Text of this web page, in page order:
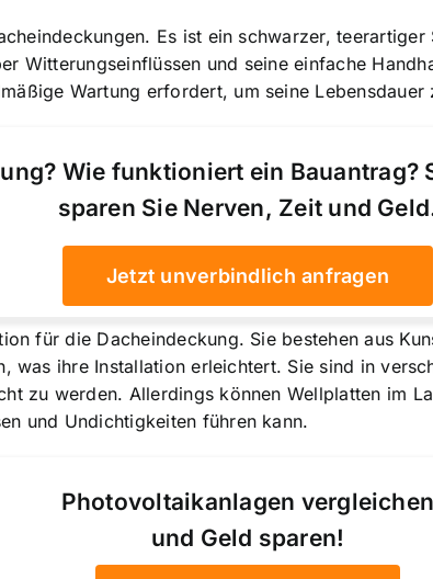
Es ist ein schwarzer,
Witterungseinflüssen und seine einfache
Wartung erfordert, um seine Lebensdauer
Wie funktioniert ein Bauantrag?
sparen Sie Nerven, Zeit und
Jetzt unverbindlich anfragen
für die Dacheindeckung. Sie bestehen aus
was ihre Installation erleichtert. Sie sind in
zu werden. Allerdings können Wellplatten im
und Undichtigkeiten führen kann.
Photovoltaikanlagen vergleichen
und Geld sparen!